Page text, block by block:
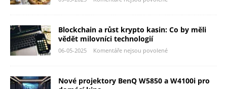
Blockchain a růst krypto kasin: Co by měli
vědět milovníci technologií
06-05-2025 Komentáře nejsou povolené
Nové projektory BenQ W5850 a W4100i pro